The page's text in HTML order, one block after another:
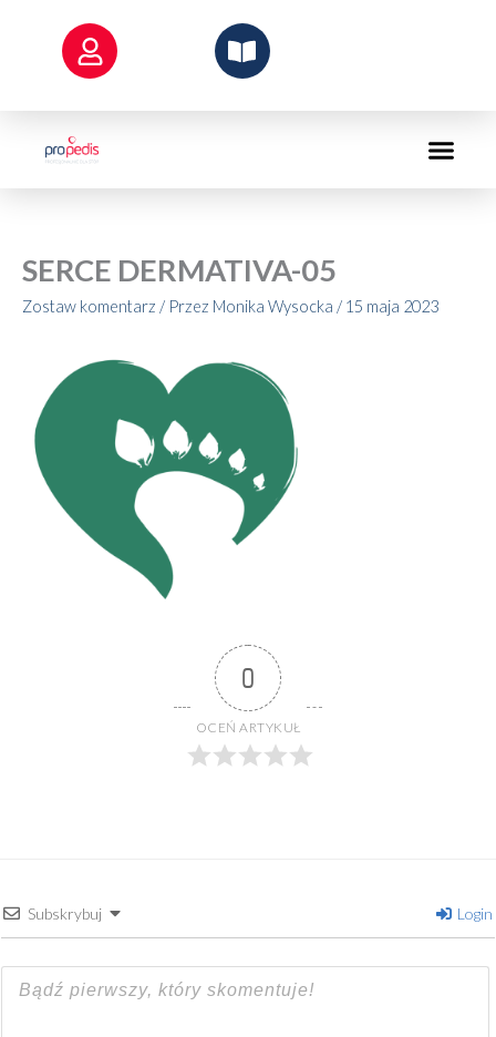
SERCE DERMATIVA-05
Zostaw komentarz / Przez Monika Wysocka / 15 maja 2023
0
OCEŃ ARTYKUŁ
Subskrybuj Login